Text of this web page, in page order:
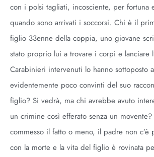
con i polsi tagliati, incosciente, per fortuna
quando sono arrivati i soccorsi. Chi è il
figlio 33enne della coppia, uno giovane
stato proprio lui a trovare i corpi e lanciare
Carabinieri intervenuti lo hanno sottoposto
evidentemente poco convinti del suo
figlio? Si vedrà, ma chi avrebbe avuto
un crimine così efferato senza un
commesso il fatto o meno, il padre non c’è
con la morte e la vita del figlio è rovinata